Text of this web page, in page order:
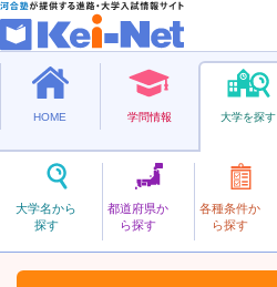
HOME 学問情報 大学を探す
大学名から
探す
都道府県か
ら探す
各種条件か
ら探す
私立
とうきょうせいえい
東京聖栄大学